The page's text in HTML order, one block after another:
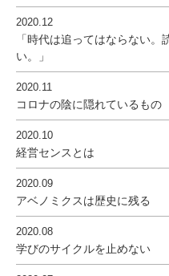
2020.12
「時代は追ってはならない
い。」
2020.11
コロナの陰に隠れているもの
2020.10
経営センスとは
2020.09
アベノミクスは歴史に残る
2020.08
学びのサイクルを止めない